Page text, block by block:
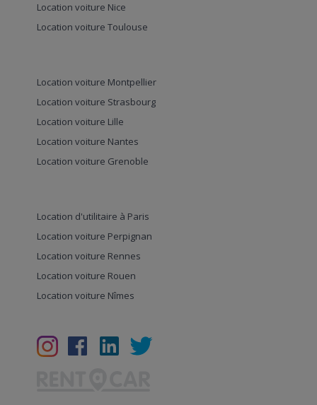
Location voiture Nice
Location voiture Toulouse
Location voiture Montpellier
Location voiture Strasbourg
Location voiture Lille
Location voiture Nantes
Location voiture Grenoble
Location d'utilitaire à Paris
Location voiture Perpignan
Location voiture Rennes
Location voiture Rouen
Location voiture Nîmes